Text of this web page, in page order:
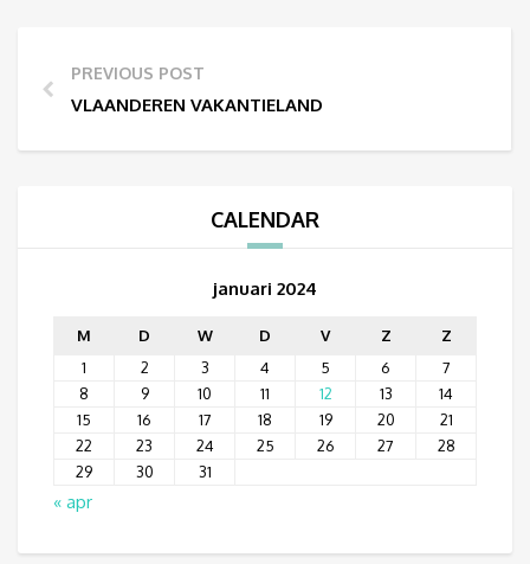
PREVIOUS POST
VLAANDEREN VAKANTIELAND
CALENDAR
januari 2024
M D W D V Z
Z
1
2 3 4 5 6
7
8
9 10 11 12 13
14
15
16 17 18 19 20
21
22
23 24 25 26 27
28
29
30 31
« apr